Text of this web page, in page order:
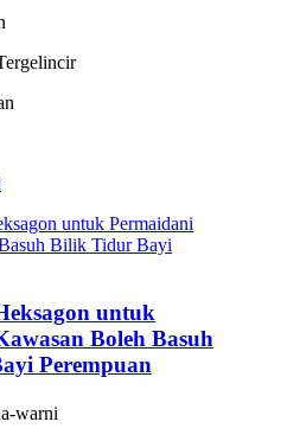
untuk
Boleh Basuh
Perempuan
warni